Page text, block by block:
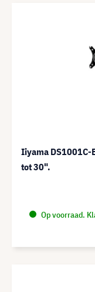
Iiyama DS1001C-
tot 30".
Op voorraad.